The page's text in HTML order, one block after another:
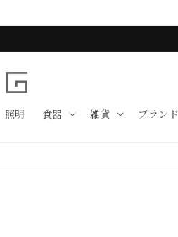
照明 食器 雑貨 ブランド